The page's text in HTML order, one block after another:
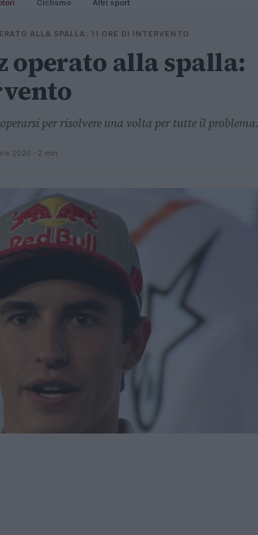
Ciclismo Altri sport
ALLA SPALLA: 11 ORE DI INTERVENTO
operato alla spalla:
per risolvere una volta per tutte il problema.
2020 · 2 min